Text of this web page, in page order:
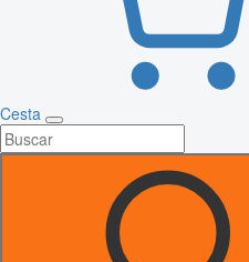
Cesta